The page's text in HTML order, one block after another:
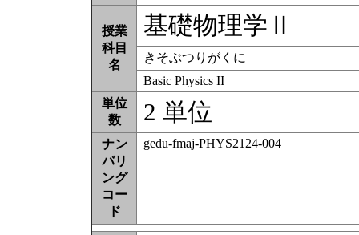
授業
科目
名
基礎物理学Ⅱ
きそぶつりがくに
Basic Physics II
単位
数
2 単位
ナン
バリ
ング
コー
ド
gedu-fmaj-PHYS2124-004